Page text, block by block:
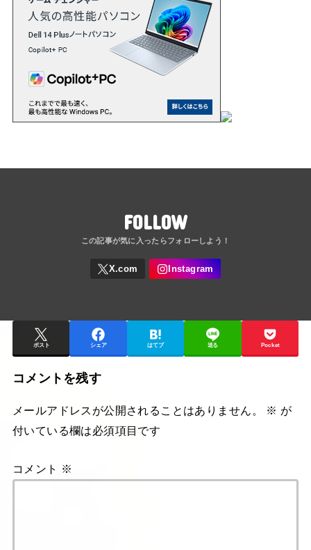
FOLLOW
ポスト シェア はてブ 送る Pocket
コメントを残す
メールアドレスが公開されることはありません。 ※ が
付いている欄は必須項目です
コメント ※